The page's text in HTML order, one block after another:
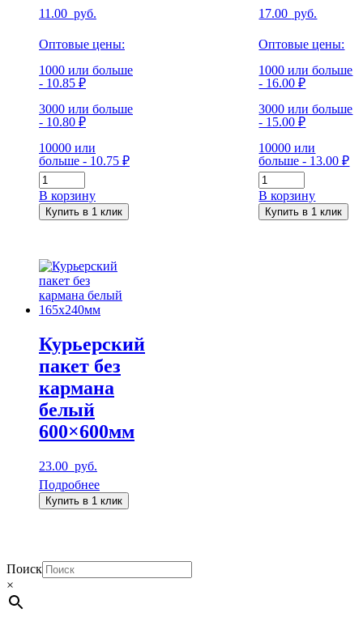
11.00 руб.
Оптовые цены:
1000 или больше
- 10.85 ₽
3000 или больше
- 10.80 ₽
10000 или
больше - 10.75 ₽
Количество
Курьерский
пакет
без
430x500мм
В корзину
Купить в 1 клик
17.00 руб.
Оптовые цены:
1000 или больше
- 16.00 ₽
3000 или больше
- 15.00 ₽
10000 или
больше - 13.00 ₽
Количество
Курьерский
пакет
без
В корзину
Купить в 1 клик
Курьерский
пакет без
кармана
белый
600×600мм
23.00 руб.
Подробнее
Купить в 1 клик
Поиск
×